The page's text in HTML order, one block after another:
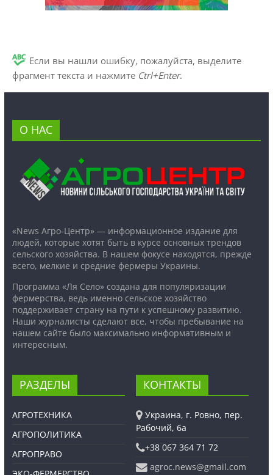
Если вы нашли ошибку, пожалуйста, выделите
фрагмент текста и нажмите Ctrl+Enter.
О НАС
«News Агро-Центр» — информационное издание для
людей, которые хотят быть в курсе основных трендов
сельского хозяйства. В нашем фокусе находятся, прежде
всего, мелкие и средние фермеры Украины.
Программа «Ля Село» создана для популяризации
фермерства, ведь именно сельское хозяйство
поддерживает страну на пути к успешному развитию.
Наши журналисты сделают все, чтобы пребывание на
нашем сайте было максимально информативным и
интересным.
РАЗДЕЛЫ
АГРОТЕХНИКА
АГРОПОЛИТИКА
АГРОПРАВО
КОНТАКТЫ
Украина, г. Ровно, пер.
Рабочий, 6а
+38 067 364 71 72
agroc.news@gmail.com